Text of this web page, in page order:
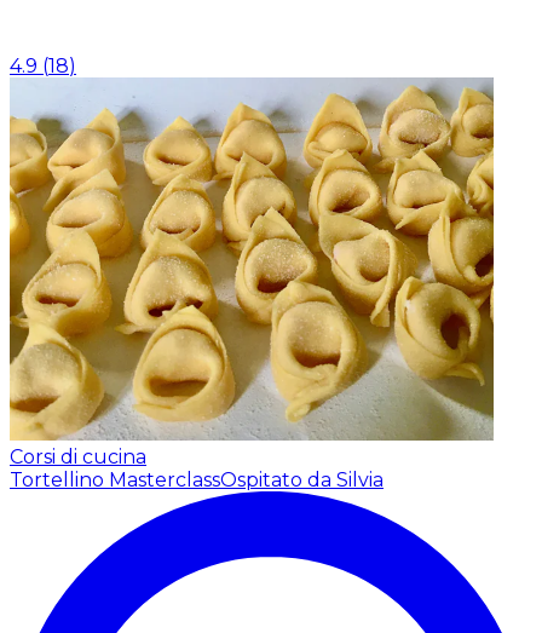
4.9 (18)
Corsi di cucina
Tortellino MasterclassOspitato da Silvia